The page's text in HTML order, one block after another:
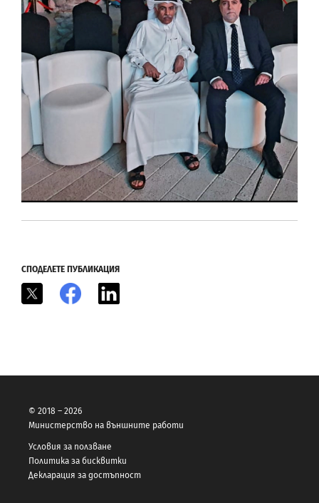
СПОДЕЛЕТЕ ПУБЛИКАЦИЯ
Facebook
© 2018 – 2026
Министерство на външните работи
Условия за ползване
Политика за бисквитки
Декларация за достъпност